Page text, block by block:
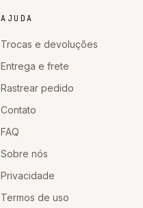
AJUDA
Trocas e devoluções
Entrega e frete
Rastrear pedido
Contato
FAQ
Sobre nós
Privacidade
Termos de uso